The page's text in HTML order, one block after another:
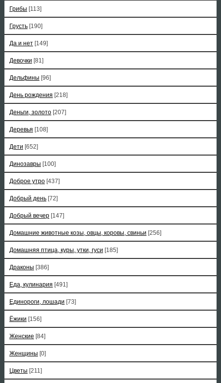
Грибы [113]
Грусть [190]
Да и нет [149]
Девочки [81]
Дельфины [96]
День рождения [218]
Деньги, золото [207]
Деревья [108]
Дети [652]
Динозавры [100]
Доброе утро [437]
Добрый день [72]
Добрый вечер [147]
Домашние животные козы, овцы, коровы, свиньи [256]
Домашняя птица, куры, утки, гуси [185]
Драконы [386]
Еда, кулинария [491]
Единороги, лошади [73]
Ёжики [156]
Женские [84]
Женщины [0]
Цветы [211]